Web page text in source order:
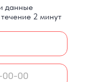
данные
2 минут